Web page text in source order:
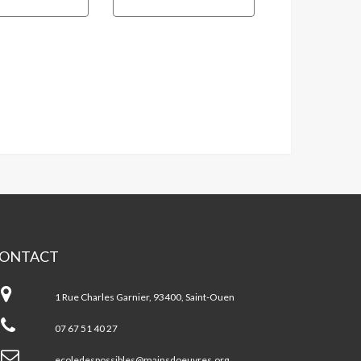
1 Rue Charles Garnier, 93400, Saint-Ouen
07 67 51 40 27